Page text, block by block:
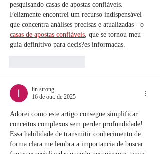
pesquisando casas de apostas confiáveis.
Felizmente encontrei um recurso indispensável
que concentra análises precisas e atualizadas - o
casas de apostas confiáveis , que se tornou meu
guia definitivo para decis?es informadas.
lin strong
16 de out. de 2025
Adorei como este artigo consegue simplificar
conceitos complexos sem perder profundidade!
Essa habilidade de transmitir conhecimento de
forma clara me lembra a importancia de buscar